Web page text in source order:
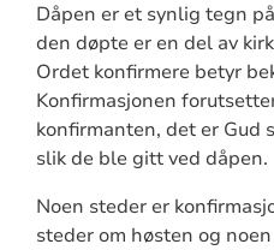
Dåpen er et synlig tegn
den døpte er en del av
Ordet konfirmere betyr
Konfirmasjonen
konfirmanten, det er Gud
slik de ble gitt ved dåpen.
Noen steder er
steder om høsten og